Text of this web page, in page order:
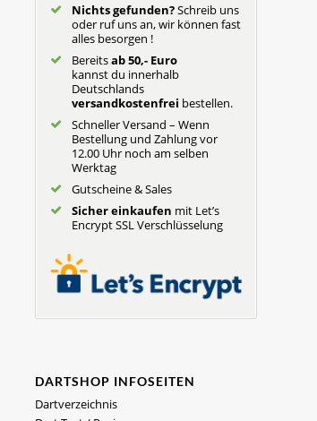
Nichts gefunden?Schreib uns
oder ruf uns an, wir können fast
alles besorgen !
Bereitsab 50,- Euro
kannst du innerhalb
Deutschlands
versandkostenfrei bestellen.
Schneller Versand – Wenn
Bestellung und Zahlung vor
12.00 Uhr noch am selben
Werktag
Gutscheine & Sales
Sicher einkaufen mit Let’s
Encrypt SSL Verschlüsselung
DARTSHOP INFOSEITEN
Dartverzeichnis